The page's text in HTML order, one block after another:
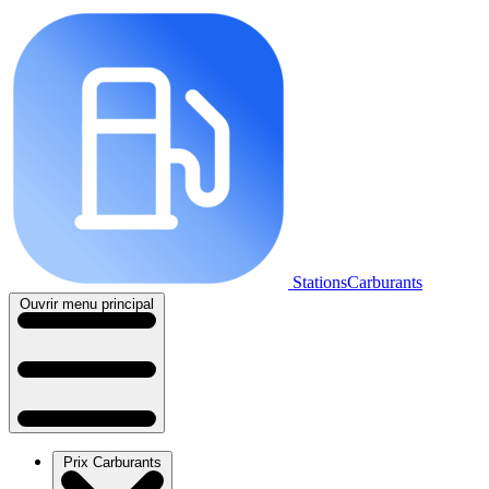
StationsCarburants
Ouvrir menu principal
Prix Carburants